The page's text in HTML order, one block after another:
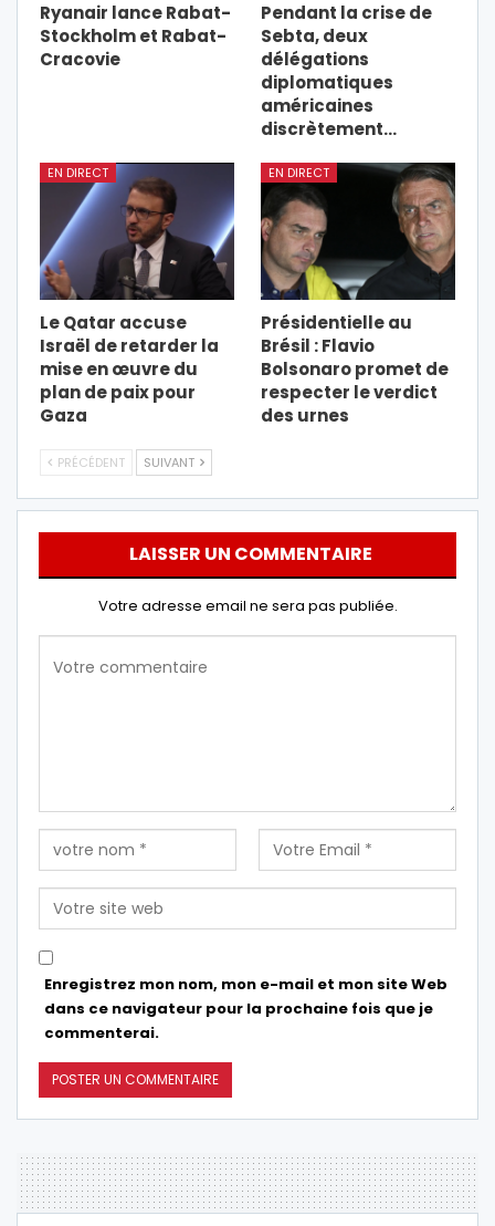
Ryanair lance Rabat-
Stockholm et Rabat-
Cracovie
Pendant la crise de
Sebta, deux
délégations
diplomatiques
américaines
discrètement…
EN DIRECT
Le Qatar accuse
Israël de retarder la
mise en œuvre du
plan de paix pour
Gaza
EN DIRECT
Présidentielle au
Brésil : Flavio
Bolsonaro promet de
respecter le verdict
des urnes
PRÉCÉDENT SUIVANT
LAISSER UN COMMENTAIRE
Votre adresse email ne sera pas publiée.
Enregistrez mon nom, mon e-mail et mon site Web
dans ce navigateur pour la prochaine fois que je
commenterai.